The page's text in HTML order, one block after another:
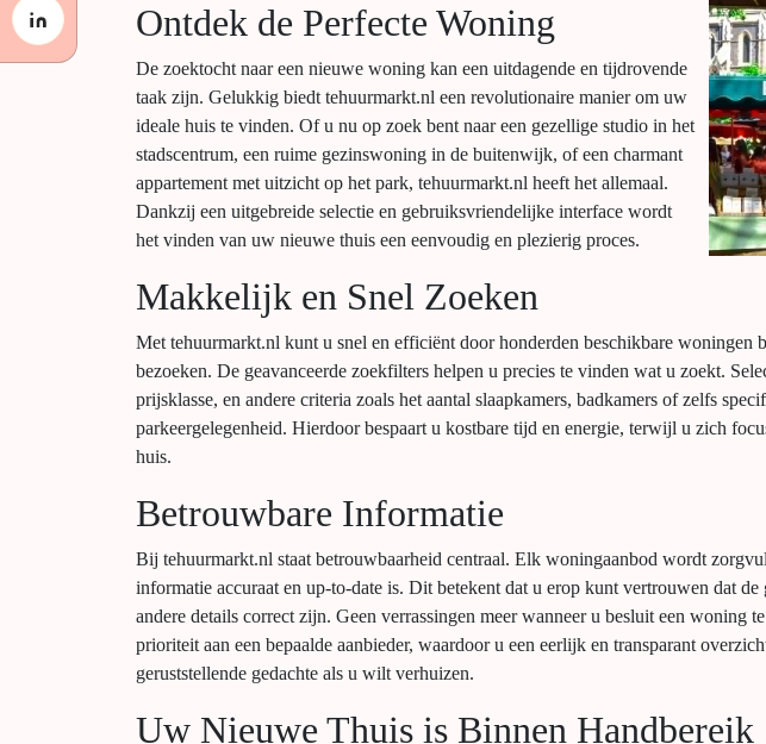
Ontdek de Perfecte Woning
De zoektocht naar een nieuwe woning kan een uitdagende en tijdrovende
taak zijn. Gelukkig biedt tehuurmarkt.nl een revolutionaire manier om uw
ideale huis te vinden. Of u nu op zoek bent naar een gezellige studio in het
stadscentrum, een ruime gezinswoning in de buitenwijk, of een charmant
appartement met uitzicht op het park, tehuurmarkt.nl heeft het allemaal.
Dankzij een uitgebreide selectie en gebruiksvriendelijke interface wordt
het vinden van uw nieuwe thuis een eenvoudig en plezierig proces.
Makkelijk en Snel Zoeken
Met tehuurmarkt.nl kunt u snel en efficiënt door honderden beschikbare woningen
bezoeken. De geavanceerde zoekfilters helpen u precies te vinden wat u zoekt.
prijsklasse, en andere criteria zoals het aantal slaapkamers, badkamers of zelfs
parkeergelegenheid. Hierdoor bespaart u kostbare tijd en energie, terwijl u zich
huis.
Betrouwbare Informatie
Bij tehuurmarkt.nl staat betrouwbaarheid centraal. Elk woningaanbod wordt
informatie accuraat en up-to-date is. Dit betekent dat u erop kunt vertrouwen dat
andere details correct zijn. Geen verrassingen meer wanneer u besluit een woning
prioriteit aan een bepaalde aanbieder, waardoor u een eerlijk en transparant
geruststellende gedachte als u wilt verhuizen.
Uw Nieuwe Thuis is Binnen Handbereik